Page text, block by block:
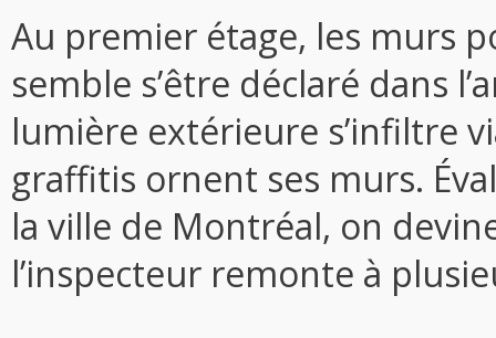
Au premier étage, les murs
semble s’être déclaré dans
lumière extérieure s’infiltre
graffitis ornent ses murs.
la ville de Montréal, on
l’inspecteur remonte à